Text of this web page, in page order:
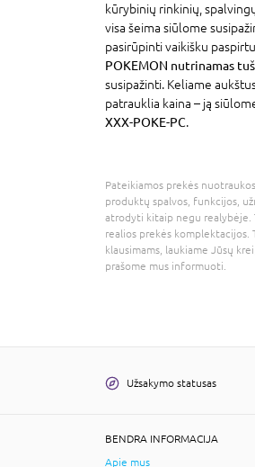
kūrybinių rinkinių,
visa šeima siūlome
pasirūpinti vaikišku
POKEMON nutrinamas
susipažinti. Keliame
patrauklia kaina – ją
XXX-POKE-PC.
Pateikiamos prekės
produktų spalvos, funkcijos,
atrodyti kitaip negu
realios prekės komplektacijos.
klausimams, laukiame Jūsų
prašome mus informuoti.
Užsakymo statusas
BENDRA INFORMACIJA
Apie mus